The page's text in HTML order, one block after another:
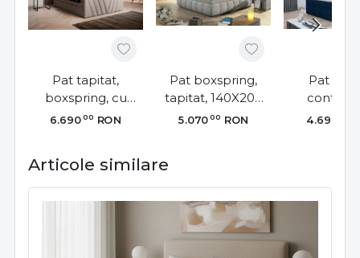
Pat tapitat,
boxspring, cu
spatiu pentru
Candice 2, Eltap
6.69000 RON
Pat boxspring,
tapitat, 140X200
cm, Vincenzo 141,
5.07000 RON
Pat
boxspring,
4.697
Articole similare